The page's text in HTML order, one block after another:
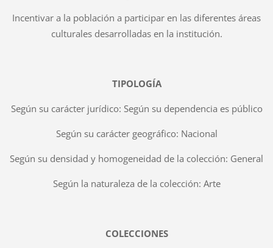
Incentivar a la población a participar en las diferentes áreas
culturales desarrolladas en la institución.
TIPOLOGÍA
Según su carácter jurídico: Según su dependencia es público
Según su carácter geográfico: Nacional
Según su densidad y homogeneidad de la colección: General
Según la naturaleza de la colección: Arte
COLECCIONES